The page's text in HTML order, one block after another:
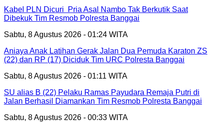
Kabel PLN Dicuri Pria Asal Nambo Tak Berkutik Saat
Dibekuk Tim Resmob Polresta Banggai
Sabtu, 8 Agustus 2026 - 01:24 WITA
Aniaya Anak Latihan Gerak Jalan Dua Pemuda Karaton ZS
(22) dan RP (17) Diciduk Tim URC Polresta Banggai
Sabtu, 8 Agustus 2026 - 01:11 WITA
SU alias B (22) Pelaku Ramas Payudara Remaja Putri di
Jalan Berhasil Diamankan Tim Resmob Polresta Banggai
Sabtu, 8 Agustus 2026 - 00:33 WITA